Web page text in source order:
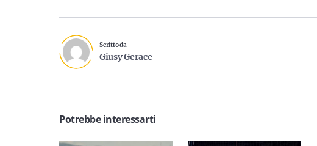
Scritto da
Giusy Gerace
Potrebbe interessarti